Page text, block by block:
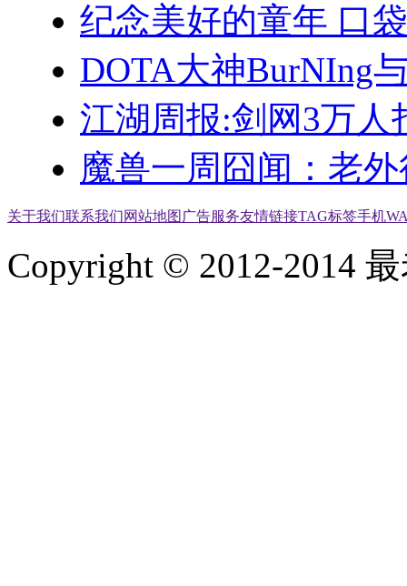
纪念美好的童年 口
DOTA大神BurNIng
江湖周报:剑网3万人
魔兽一周囧闻：老
关于我们联系我们网站地图 广告服务友情链接TAG标签手机
Copyright © 2012-2014